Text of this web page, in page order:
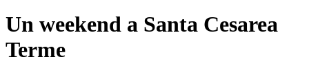
Un weekend a Santa Cesarea
Terme